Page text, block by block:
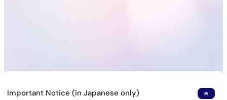
Important Notice (in Japanese only)